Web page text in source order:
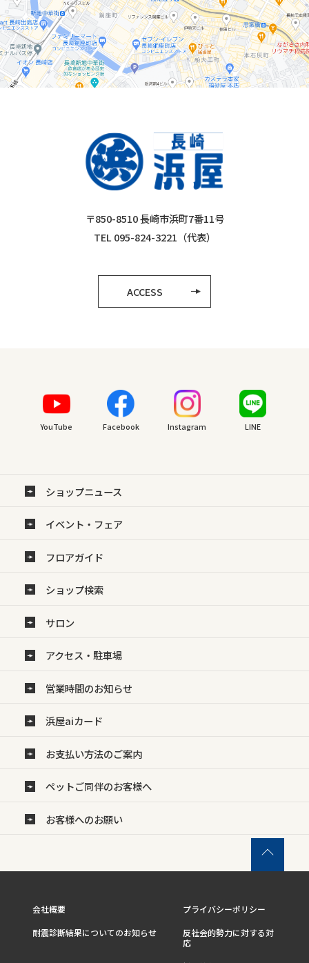
〒850-8510 長崎市浜町7番11号
TEL 095-824-3221（代表）
ACCESS
YouTube Facebook Instagram LINE
ショップニュース
イベント・フェア
フロアガイド
ショップ検索
サロン
アクセス・駐車場
営業時間のお知らせ
浜屋aiカード
お支払い方法のご案内
ペットご同伴のお客様へ
お客様へのお願い
会社概要
プライバシーポリシー
耐震診断結果についてのお知らせ
反社会的勢力に対する対
応